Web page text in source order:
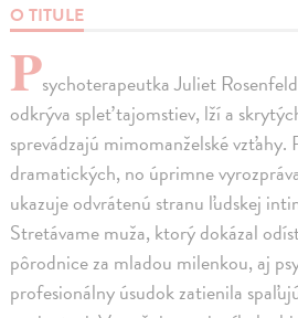
O TITULE
Psychoterapeutka Juliet
odkrýva spleť tajomstiev, lží a
sprevádzajú mimomanželské
dramatických, no úprimne
ukazuje odvrátenú stranu ľudskej
Stretávame muža, ktorý dokázal
pôrodnice za mladou milenkou, aj
profesionálny úsudok zatienila